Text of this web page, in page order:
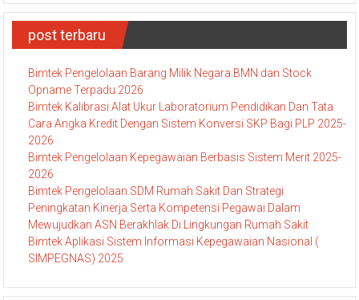
Materi Bimtek Terbaru
post terbaru
Bimtek Pengelolaan Barang Milik Negara BMN dan Stock
Opname Terpadu 2026
Bimtek Kalibrasi Alat Ukur Laboratorium Pendidikan Dan Tata
Cara Angka Kredit Dengan Sistem Konversi SKP Bagi PLP 2025-
2026
Bimtek Pengelolaan Kepegawaian Berbasis Sistem Merit 2025-
2026
Bimtek Pengelolaan SDM Rumah Sakit Dan Strategi
Peningkatan Kinerja Serta Kompetensi Pegawai Dalam
Mewujudkan ASN Berakhlak Di Lingkungan Rumah Sakit
SIMPEGNAS) 2025